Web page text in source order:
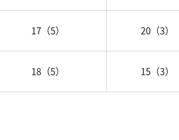
17（5） 20（3）
18（5） 15（3）